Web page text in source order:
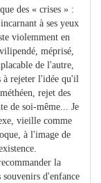
des « crises » :
à ses yeux
violemment en
méprisé,
de l'autre,
à rejeter l'idée qu'il
rejet des
de soi-même... Je
vieille comme
à l'image de
la
d'enfance